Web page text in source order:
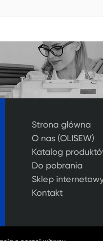
Strona główna
O nas (OLISEW)
Katalog
Do pobrania
Sklep
Kontakt